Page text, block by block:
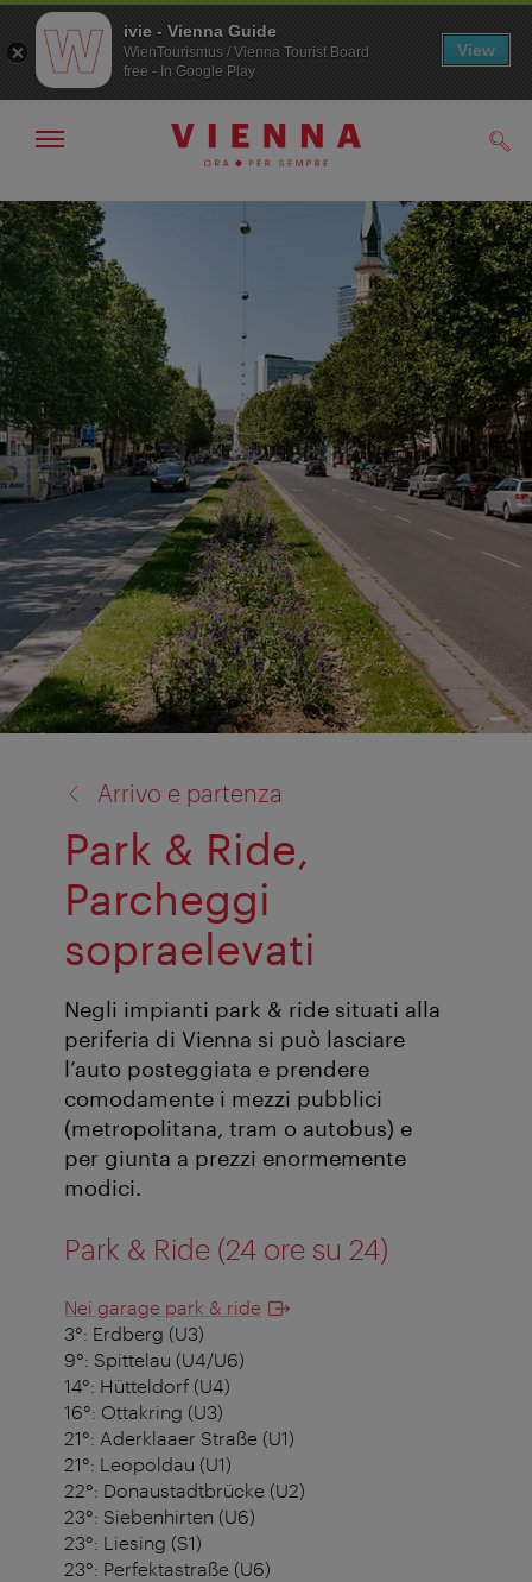
Alla
navigazione
Al
contenuto
Mostra/nascondi
Arrivo e partenza
Park & Ride,
Parcheggi
sopraelevati
Negli impianti park & ride situati alla
periferia di Vienna si può lasciare
l’auto posteggiata e prendere
comodamente i mezzi pubblici
(metropolitana, tram o autobus) e
per giunta a prezzi enormemente
modici.
Park & Ride (24 ore su 24)
Nei garage park & ride
3°: Erdberg (U3)
9°: Spittelau (U4/U6)
14°: Hütteldorf (U4)
16°: Ottakring (U3)
21°: Aderklaaer Straße (U1)
21°: Leopoldau (U1)
22°: Donaustadtbrücke (U2)
23°: Siebenhirten (U6)
23°: Liesing (S1)
23°: Perfektastraße (U6)
ivie - Vienna Guide
WienTourismus / Vienna Tourist Board
free - In Google Play
View